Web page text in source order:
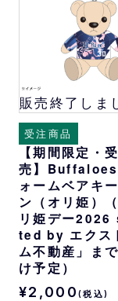
販売終了しま
受注商品
【期間限定・
売】Buffaloes
ォームベアキ
ン（オリ姫）
リ姫デー
ted by エクス
ム不動産」ま
け予定）
¥2,000 (税込)